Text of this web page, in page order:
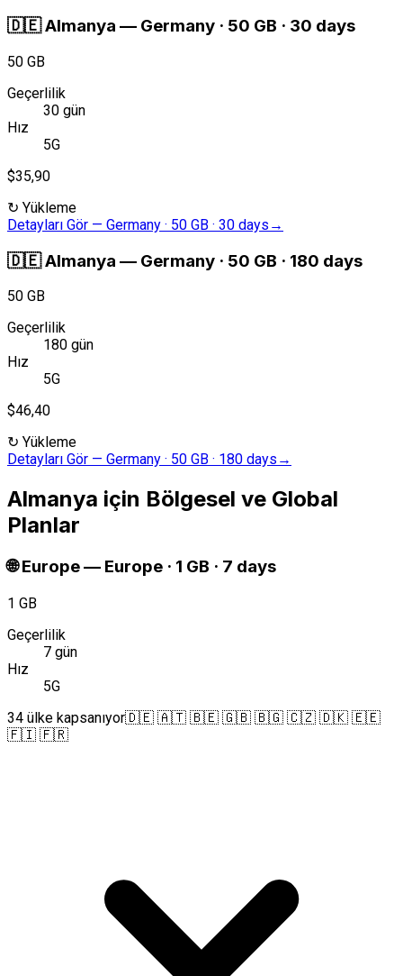
🇩🇪Almanya — Germany · 50 GB · 30 days
50 GB
Geçerlilik
30 gün
Hız
5G
$35,90
↻ Yükleme
Detayları Gör — Germany · 50 GB · 30 days →
🇩🇪Almanya — Germany · 50 GB · 180 days
50 GB
Geçerlilik
180 gün
Hız
5G
$46,40
↻ Yükleme
Detayları Gör — Germany · 50 GB · 180 days →
Almanya için Bölgesel ve Global
Planlar
🌐 Europe— Europe · 1 GB · 7 days
1 GB
Geçerlilik
7 gün
Hız
5G
34 ülke kapsanıyor🇩🇪 🇦🇹 🇧🇪 🇬🇧 🇧🇬 🇨🇿 🇩🇰 🇪🇪
🇫🇮 🇫🇷